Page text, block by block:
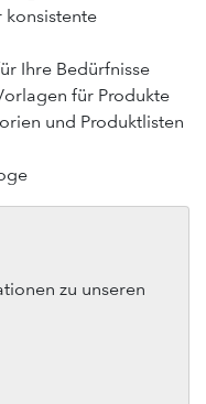
Ihre Bedürfnisse
für Produkte
und Produktlisten
zu unseren